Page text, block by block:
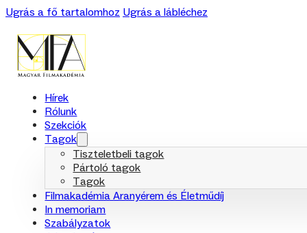
Ugrás a fő tartalomhoz Ugrás a lábléchez
Hírek
Rólunk
Szekciók
Tagok
Tiszteletbeli tagok
Pártoló tagok
Tagok
Filmakadémia Aranyérem és Életműdíj
In memoriam
Szabályzatok